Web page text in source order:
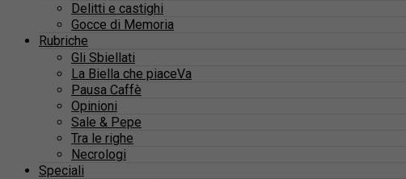
Delitti e castighi
Gocce di Memoria
Rubriche
Gli Sbiellati
La Biella che piaceVa
Pausa Caffè
Opinioni
Sale & Pepe
Tra le righe
Necrologi
Speciali